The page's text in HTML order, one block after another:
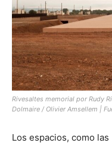
Rivesaltes memorial por Rudy
Dolmaire / Olivier Amsellem |
Los espacios, como